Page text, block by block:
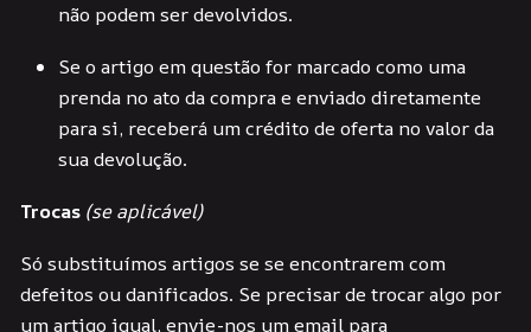
não podem ser devolvidos.
Se o artigo em questão for marcado como uma
prenda no ato da compra e enviado diretamente
para si, receberá um crédito de oferta no valor da
sua devolução.
Trocas (se aplicável)
Só substituímos artigos se se encontrarem com
defeitos ou danificados. Se precisar de trocar algo por
um artigo igual, envie-nos um email para